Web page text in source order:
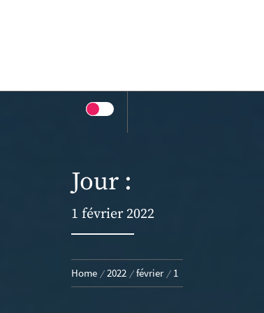
Jour :
1 février 2022
Home 2022 février 1